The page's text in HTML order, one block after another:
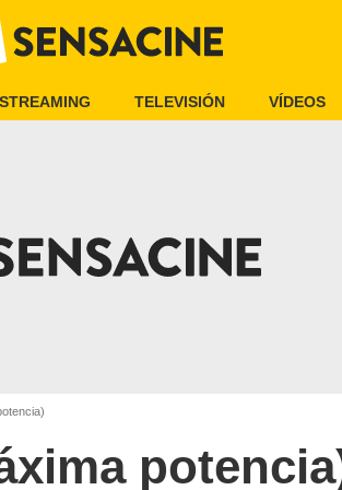
STREAMING TELEVISIÓN VÍDEOS